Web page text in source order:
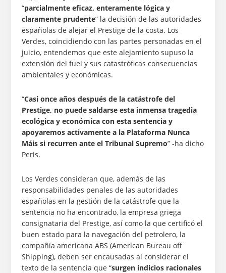
“parcialmente eficaz, enteramente lógica y
claramente prudente” la decisión de las autoridades
españolas de alejar el Prestige de la costa. Los
Verdes, coincidiendo con las partes personadas en el
juicio, entendemos que este alejamiento supuso la
extensión del fuel y sus catastróficas consecuencias
ambientales y económicas.
“Casi once años después de la catástrofe del
Prestige, no puede saldarse esta inmensa tragedia
ecológica y económica con esta sentencia y
apoyaremos activamente a la Plataforma Nunca
Máis si recurren ante el Tribunal Supremo” -ha dicho
Peris.
Los Verdes consideran que, además de las
responsabilidades penales de las autoridades
españolas en la gestión de la catástrofe que la
sentencia no ha encontrado, la empresa griega
consignataria del Prestige, así como la que certificó el
buen estado para la navegación del petrolero, la
compañía americana ABS (American Bureau off
Shipping), deben ser encausadas al considerar el
texto de la sentencia que “surgen indicios racionales